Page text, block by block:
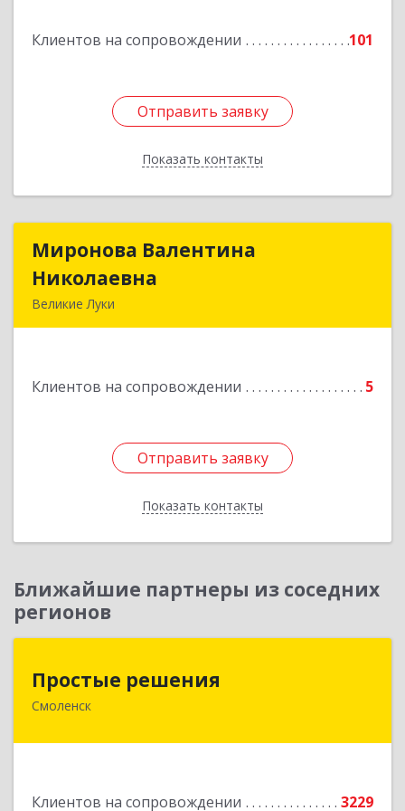
Клиентов на сопровождении 101
Отправить заявку
Показать контакты
Отправить заявку
Назад
Миронова Валентина
Николаевна
Великие Луки
Клиентов на сопровождении 5
Отправить заявку
Показать контакты
Миронова Валентина
Отправить заявку
Назад
Ближайшие партнеры из соседних
регионов
Простые решения
Смоленск
Клиентов на сопровождении 3229
214015, Смоленская обл, Смоленск г, Большая